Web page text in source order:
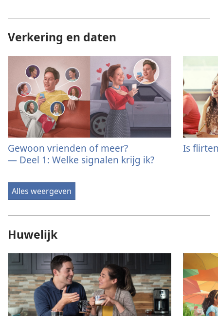
Verkering en daten
Gewoon vrienden of meer?
— Deel 1: Welke signalen krijg ik?
Is
Alles weergeven
Huwelijk